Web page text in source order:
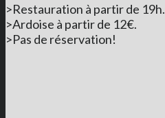
>Restauration à partir de 19h.
>Ardoise à partir de 12€.
>Pas de réservation!